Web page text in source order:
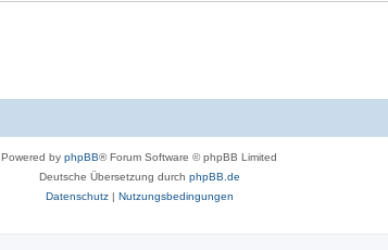
Powered by phpBB® Forum Software © phpBB Limited
Deutsche Übersetzung durch phpBB.de
Datenschutz| Nutzungsbedingungen